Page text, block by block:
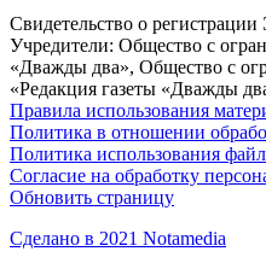
Свидетельство о
Учредители: Общество с
«Дважды два», Общество с
«Редакция газеты «Дважды
Правила использования
Политика в отношении
Политика использования
Согласие на обработку
Обновить страницу
Сделано в 2021 Notamedia